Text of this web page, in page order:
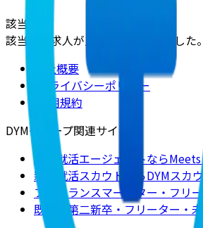
該当
該当する求人が見つかりませんでした。
会社概要
プライバシーポリシー
利用規約
DYMグループ関連サイト
新卒就活エージェントなら
新卒就活スカウトならDYMスカウ
フリーランスマーケター・フリ
既卒・第二新卒・フリーター・